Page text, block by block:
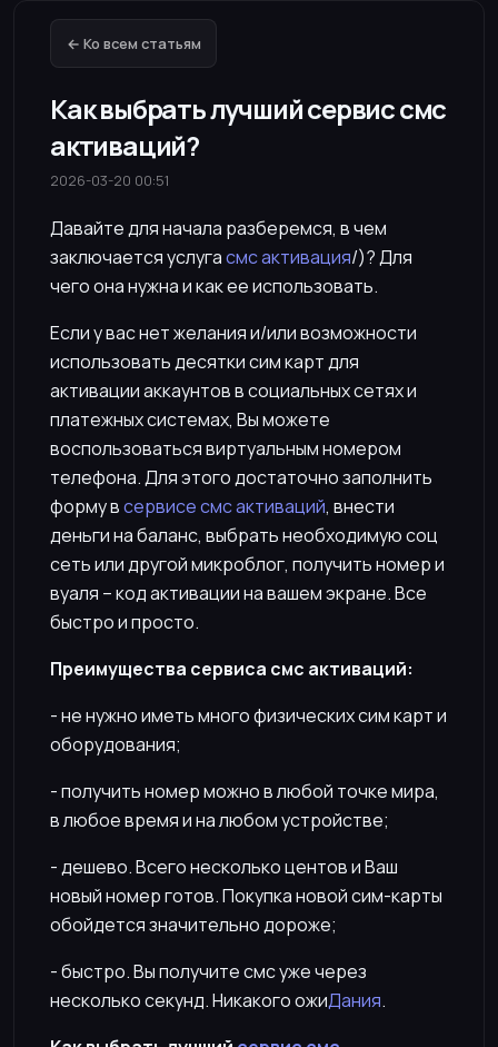
← Ко всем статьям
Как выбрать лучший сервис смс
активаций?
2026-03-20 00:51
Давайте для начала разберемся, в чем
заключается услугасмс активация/)? Для
чего она нужна и как ее использовать.
Если у вас нет желания и/или возможности
использовать десятки сим карт для
активации аккаунтов в социальных сетях и
платежных системах, Вы можете
воспользоваться виртуальным номером
телефона. Для этого достаточно заполнить
форму всервисе смс активаций, внести
деньги на баланс, выбрать необходимую соц
сеть или другой микроблог, получить номер и
вуаля – код активации на вашем экране. Все
быстро и просто.
Преимущества сервиса смс активаций:
- не нужно иметь много физических сим карт и
оборудования;
- получить номер можно в любой точке мира,
в любое время и на любом устройстве;
- дешево. Всего несколько центов и Ваш
новый номер готов. Покупка новой сим-карты
обойдется значительно дороже;
- быстро. Вы получите смс уже через
несколько секунд. Никакого ожиДания.